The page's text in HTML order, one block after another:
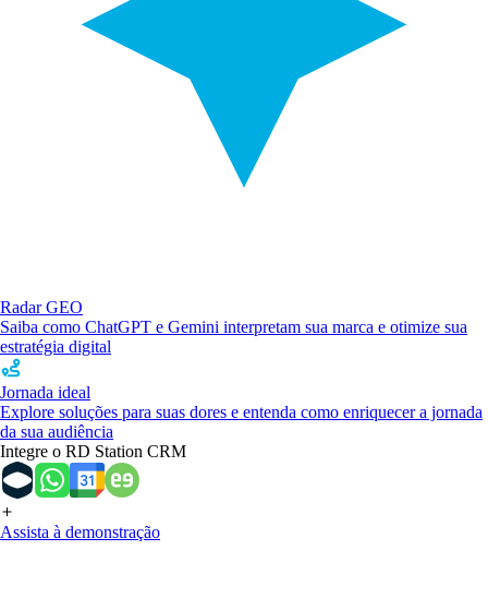
Radar GEO
Saiba como ChatGPT e Gemini interpretam sua marca e otimize sua
estratégia digital
Jornada ideal
Explore soluções para suas dores e entenda como enriquecer a jornada
da sua audiência
Integre o RD Station CRM
Assista à demonstração